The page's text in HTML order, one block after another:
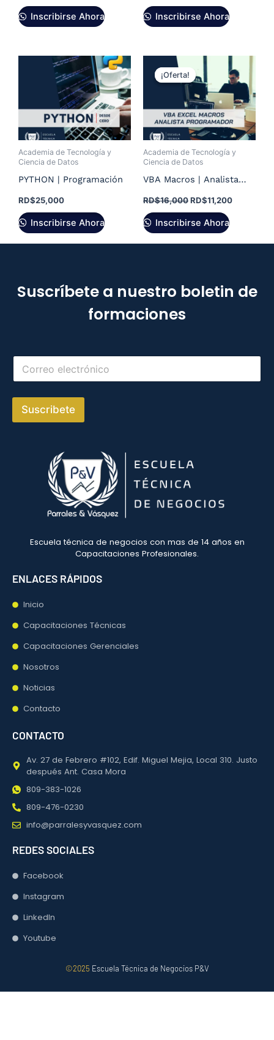
Inscribirse Ahora Inscribirse Ahora
Academia de Tecnología y
Ciencia de Datos
PYTHON | Programación
RD$25,000
Inscribirse Ahora
¡Oferta!
¡Oferta!
Academia de Tecnología y
Ciencia de Datos
VBA Macros | Analista
Programador
RD$16,000
precio
original
era:
RD$16,000.
RD$11,200
precio
actual
es:
Inscribirse Ahora
Suscríbete a nuestro boletin de
formaciones
Suscribete
Escuela técnica de negocios con mas de 14 años en
Capacitaciones Profesionales.
ENLACES RÁPIDOS
Inicio
Capacitaciones Técnicas
Capacitaciones Gerenciales
Nosotros
Noticias
Contacto
CONTACTO
Av. 27 de Febrero #102, Edif. Miguel Mejia, Local 310. Justo
después Ant. Casa Mora
809-383-1026
809-476-0230
info@parralesyvasquez.com
REDES SOCIALES
Facebook
Instagram
LinkedIn
Youtube
©2025 Escuela Técnica de Negocios P&V